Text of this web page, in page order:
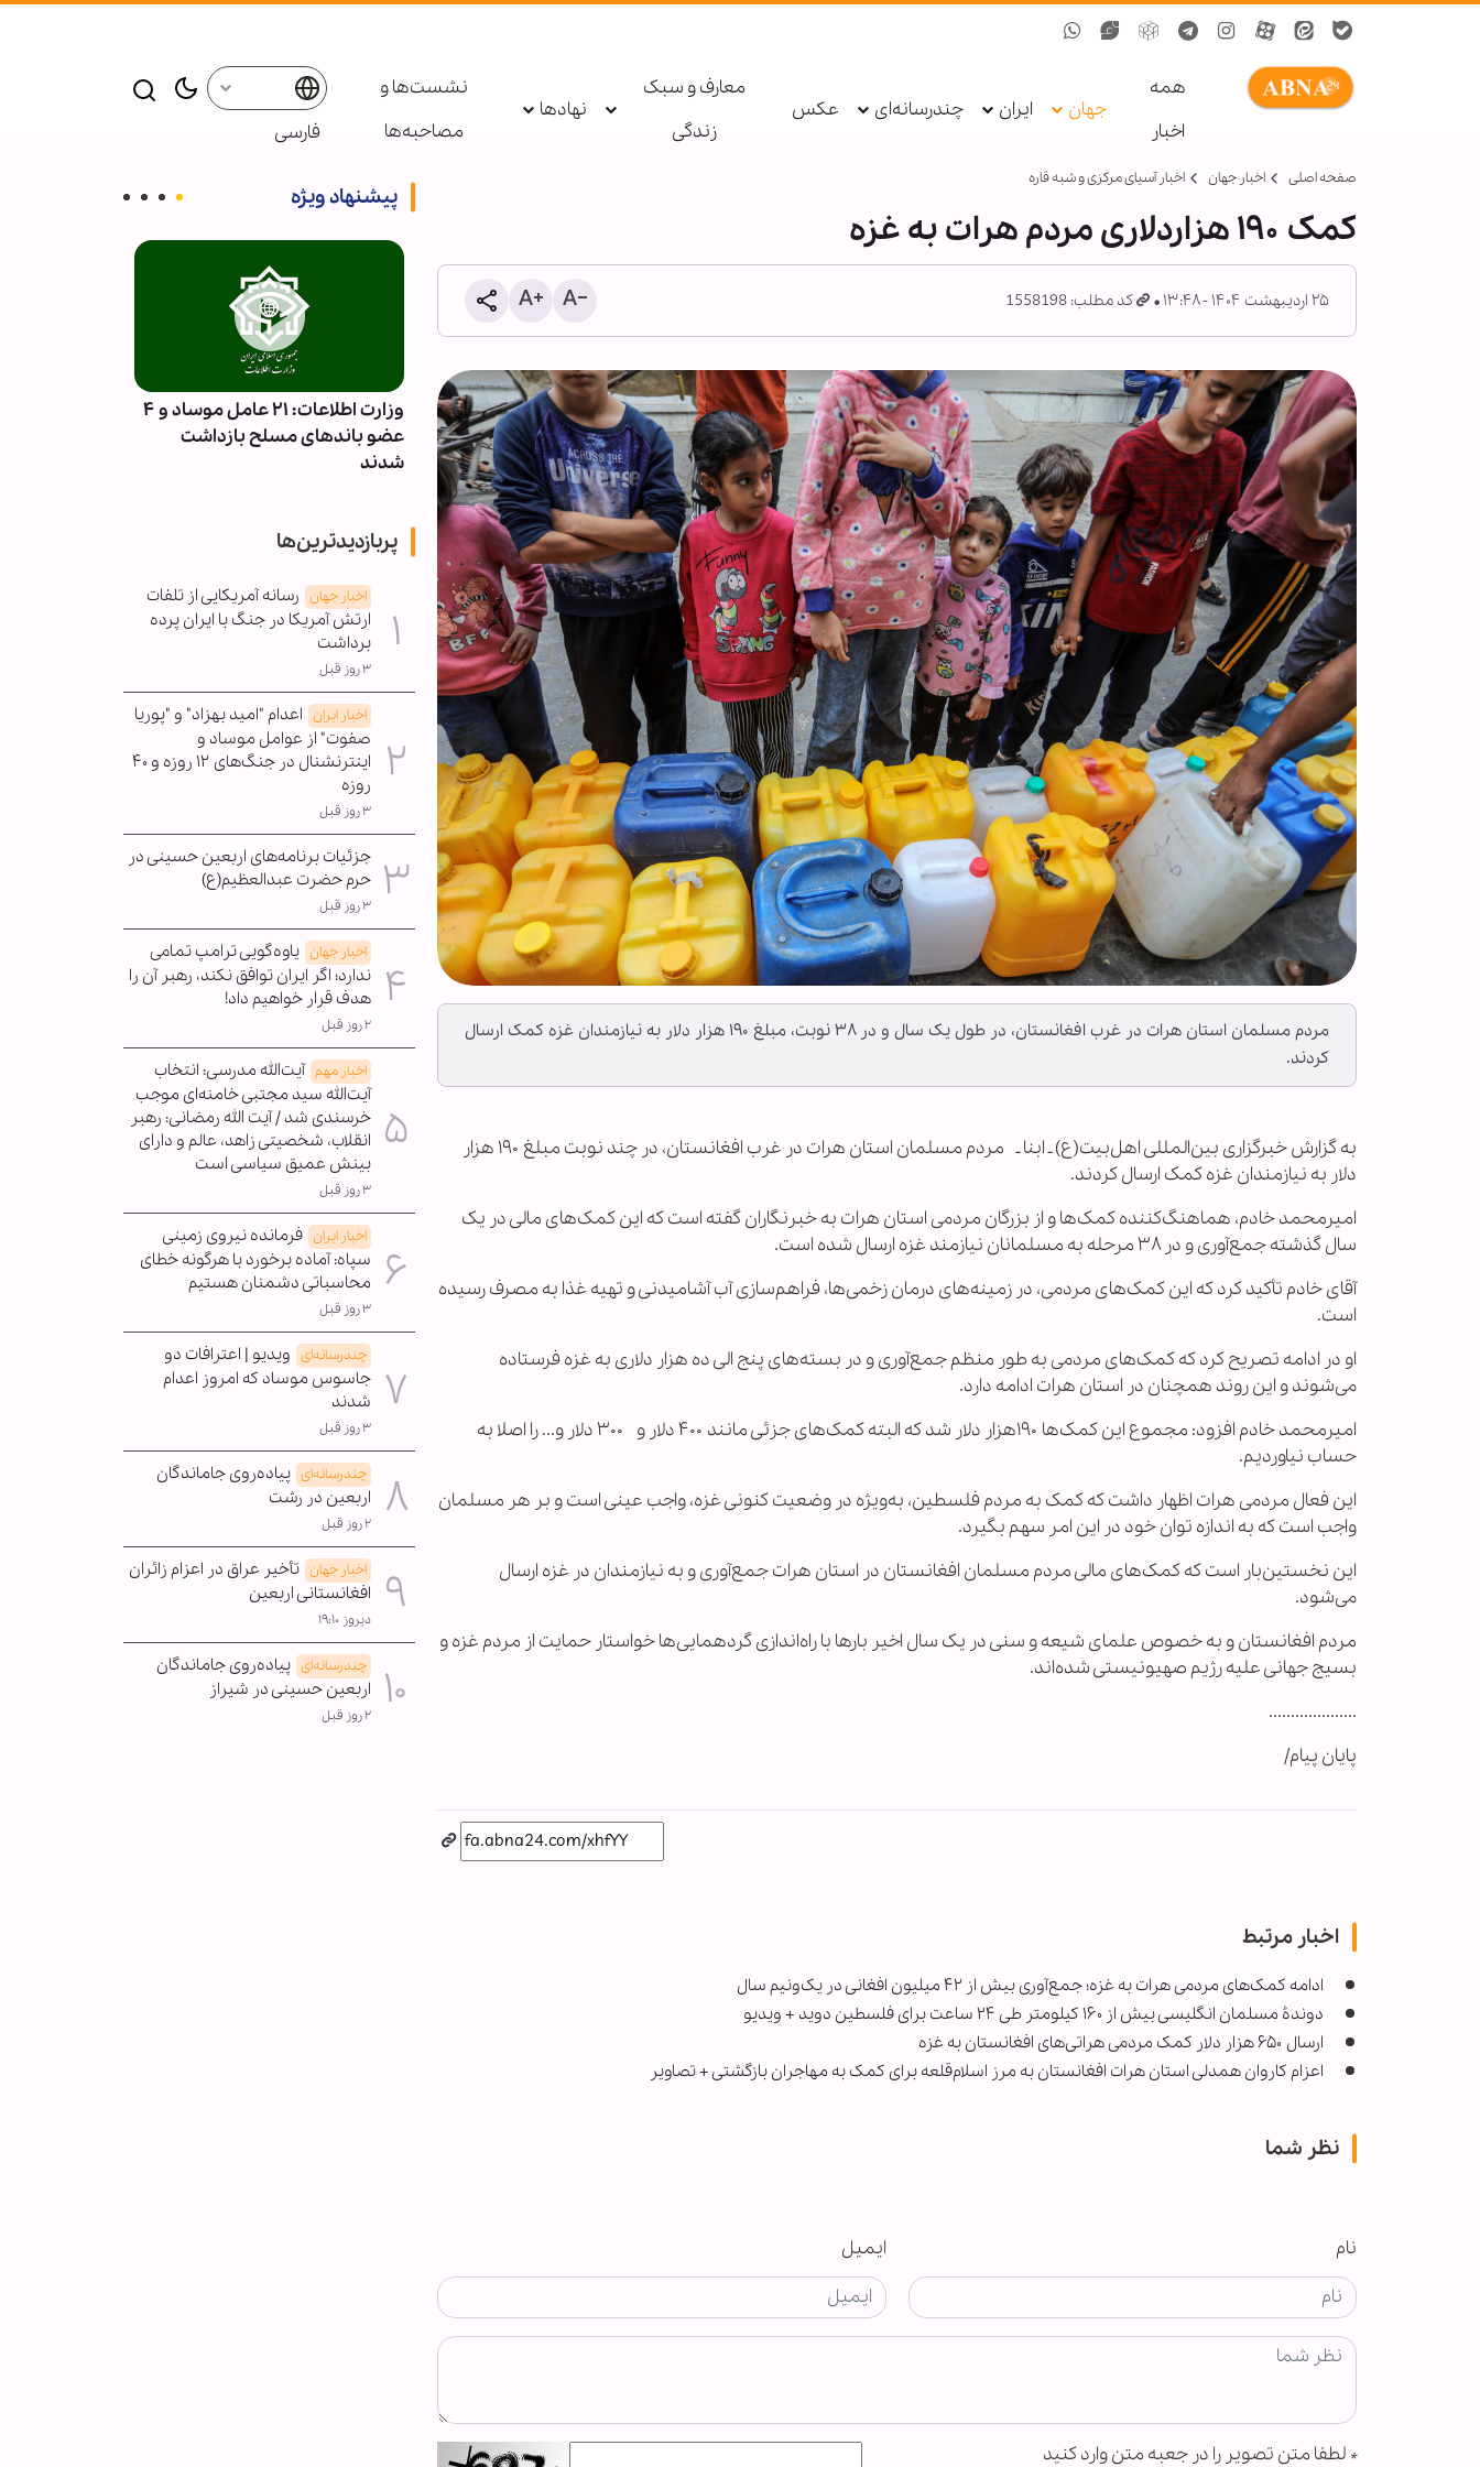
همه
اخبار
جهان ایران چندرسانه‌ای عکس
معارف و سبک
زندگی
نهادها
نشست‌ها و
مصاحبه‌ها
فارسی
صفحه اصلی اخبار جهان اخبار آسیای مرکزی و شبه قاره
کمک ۱۹۰ هزاردلاری مردم هرات به غزه
۲۵ اردیبهشت ۱۴۰۴ - ۱۳:۴۸ کد مطلب: 1558198
مردم مسلمان استان هرات در غرب افغانستان، در طول یک سال و در ۳۸ نوبت، مبلغ ۱۹۰ هزار دلار به نیازمندان غزه کمک ارسال
کردند.
به گزارش خبرگزاری بین‌المللی اهل‌بیت(ع) ـ ابنا ـ مردم مسلمان استان هرات در غرب افغانستان، در چند نوبت مبلغ ۱۹۰ هزار
دلار به نیازمندان غزه کمک ارسال کردند.
امیرمحمد خادم، هماهنگ‌کننده کمک‌ها و از بزرگان مردمی استان هرات به خبرنگاران گفته است که این کمک‌های مالی در یک
سال گذشته جمع‌آوری و در ۳۸ مرحله به مسلمانان نیازمند غزه ارسال شده است.
آقای خادم تأکید کرد که این کمک‌های مردمی، در زمینه‌های درمان زخمی‌ها، فراهم‌سازی آب آشامیدنی و تهیه غذا به مصرف رسیده
است.
او در ادامه تصریح کرد که کمک‌های مردمی به طور منظم جمع‌آوری و در بسته‌های پنج الی ده هزار دلاری به غزه فرستاده
می‌شوند و این روند همچنان در استان هرات ادامه دارد.
امیرمحمد خادم افزود: مجموع این کمک‌ها ۱۹۰هزار دلار شد که البته کمک‌های جزئی مانند ۴۰۰ دلار و ۳۰۰ دلار و... را اصلا به
حساب نیاوردیم.
این فعال مردمی هرات اظهار داشت که کمک به مردم فلسطین، به‌ویژه در وضعیت کنونی غزه، واجب عینی است و بر هر مسلمان
واجب است که به اندازه توان خود در این امر سهم بگیرد.
این نخستین‌بار است که کمک‌های مالی مردم مسلمان افغانستان در استان هرات جمع‌آوری و به نیازمندان در غزه ارسال
می‌شود.
مردم افغانستان و به خصوص علمای شیعه و سنی در یک سال اخیر بارها با راه‌اندازی گردهمایی‌ها خواستار حمایت از مردم غزه و
بسیج جهانی علیه رژیم صهیونیستی شده‌اند.
....................
پایان پیام/
اخبار مرتبط
ادامه کمک‌های مردمی هرات به غزه؛ جمع‌آوری بیش از ۴۲ میلیون افغانی در یک‌ونیم سال
دوندۀ مسلمان انگلیسی بیش‌ از ۱۶۰ کیلومتر طی ۲۴ ساعت برای فلسطین دوید + ویدیو
ارسال ۶۵۰ هزار دلار کمک مردمی هراتی‌های افغانستان به غزه
اعزام کاروان همدلی استان هرات افغانستان به مرز اسلام‌قلعه برای کمک به مهاجران بازگشتی + تصاویر
نظر شما
نام ایمیل
* لطفا متن تصویر را در جعبه متن وارد کنید
پیشنهاد ویژه
روایت العربیه از توافق ایران و
عمان؛ جزئیات و شروط بازگشایی
تنگه هرمز
وزارت اطلاعات: ۲۱ عامل موساد و ۴
عضو باندهای مسلح بازداشت
شدند
پربازدیدترین‌ها
اخبار جهان رسانه آمریکایی از تلفات
ارتش آمریکا در جنگ با ایران پرده
برداشت
۳ روز قبل
اخبار ایران اعدام "امید بهزاد" و "پوریا
صفوت" از عوامل موساد و
اینترنشنال در جنگ‌های ۱۲ روزه و ۴۰
روزه
۳ روز قبل
جزئیات برنامه‌های اربعین حسینی در
حرم حضرت عبدالعظیم(ع)
۳ روز قبل
اخبار جهان یاوه‌گویی ترامپ تمامی
ندارد؛ اگر ایران توافق نکند، رهبر آن را
هدف قرار خواهیم داد!
۲ روز قبل
اخبار مهم آیت‌الله مدرسی: انتخاب
آیت‌الله سید مجتبی خامنه‌ای موجب
خرسندی شد / آیت الله رمضانی: رهبر
انقلاب، شخصیتی زاهد، عالم و دارای
بینش عمیق سیاسی است
۳ روز قبل
اخبار ایران فرمانده نیروی زمینی
سپاه: آماده برخورد با هرگونه خطای
محاسباتی دشمنان هستیم
۳ روز قبل
چندرسانه‌ای ویدیو | اعترافات دو
جاسوس موساد که امروز اعدام
شدند
۳ روز قبل
چندرسانه‌ای پیاده‌روی جاماندگان
اربعین در رشت
۲ روز قبل
اخبار جهان تأخیر عراق در اعزام زائران
افغانستانی اربعین
دیروز ۱۹:۱۰
چندرسانه‌ای پیاده‌روی جاماندگان
اربعین حسینی در شیراز
۲ روز قبل